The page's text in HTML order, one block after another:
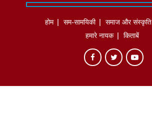
होम सम-सामयिकी समाज और संस्कृति
हमारे नायक
किताबें